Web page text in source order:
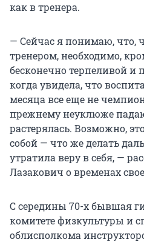
как в тренера.
— Сейчас я понимаю, что,
тренером, необходимо,
бесконечно терпеливой и
когда увидела, что
месяца все еще не
прежнему неуклюже
растерялась. Возможно,
собой — что же делать
утратила веру в себя, —
Лазакович о временах
С середины 70-х бывшая
комитете физкультуры и
облисполкома